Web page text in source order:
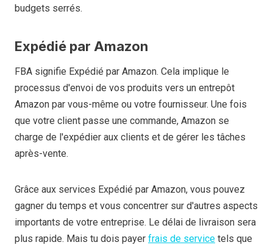
budgets serrés.
Expédié par Amazon
FBA signifie Expédié par Amazon. Cela implique le
processus d'envoi de vos produits vers un entrepôt
Amazon par vous-même ou votre fournisseur. Une fois
que votre client passe une commande, Amazon se
charge de l'expédier aux clients et de gérer les tâches
après-vente.
Grâce aux services Expédié par Amazon, vous pouvez
gagner du temps et vous concentrer sur d'autres aspects
importants de votre entreprise. Le délai de livraison sera
plus rapide. Mais tu dois payer frais de service tels que